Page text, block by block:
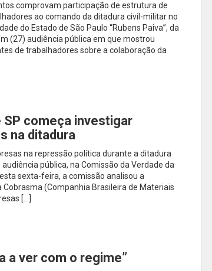
comprovam participação de estrutura de
ao comando da ditadura civil-militar no
do Estado de São Paulo “Rubens Paiva”, da
(27) audiência pública em que mostrou
de trabalhadores sobre a colaboração da
SP começa investigar
na ditadura
na repressão política durante a ditadura
pública, na Comissão da Verdade da
sexta-feira, a comissão analisou a
(Companhia Brasileira de Materiais
[…]
a ver com o regime”